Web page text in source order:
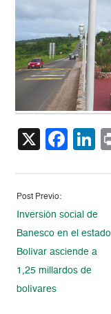
X
Post Previo:
Inversión social de
Banesco en el estado
Bolívar asciende a
1,25 millardos de
bolívares